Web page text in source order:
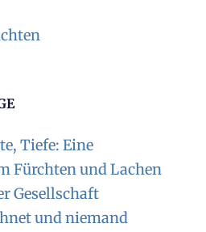
Tiefe: Eine
Fürchten und Lachen
Gesellschaft
und niemand